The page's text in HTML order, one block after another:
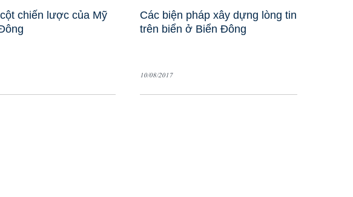
chiến lược của Mỹ
Các biện pháp xây dựng lòng tin
trên biển ở Biển Đông
10/08/2017